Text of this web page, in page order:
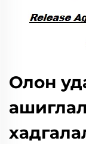
Олон